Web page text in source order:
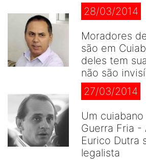
28/03/2014
Moradores
são em
deles tem
não são
27/03/2014
Um
Guerra Fria -
Eurico Dutra
legalista